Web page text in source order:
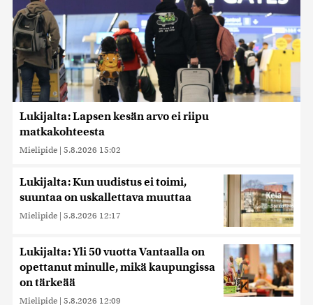
Lukijalta: Lapsen kesän arvo ei riipu
matkakohteesta
Mielipide | 5.8.2026 15:02
Lukijalta: Kun uudistus ei toimi,
suuntaa on uskallettava muuttaa
Mielipide | 5.8.2026 12:17
Lukijalta: Yli 50 vuotta Vantaalla on
opettanut minulle, mikä kaupungissa
on tärkeää
Mielipide | 5.8.2026 12:09